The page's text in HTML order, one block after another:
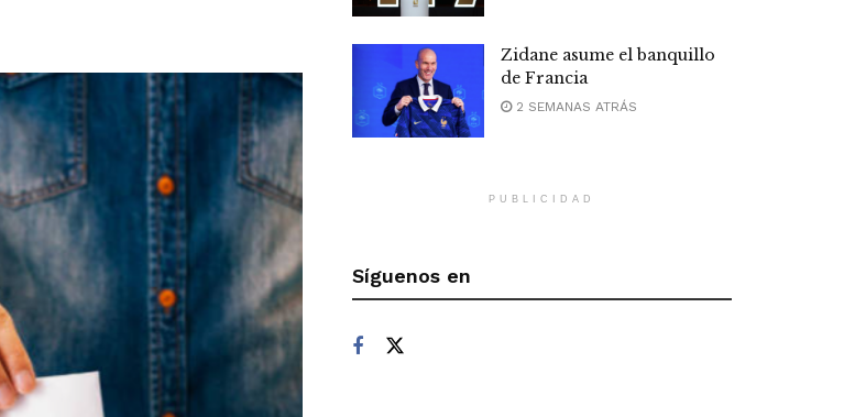
Zidane asume el banquillo
de Francia
2 SEMANAS ATRÁS
PUBLICIDAD
Síguenos en